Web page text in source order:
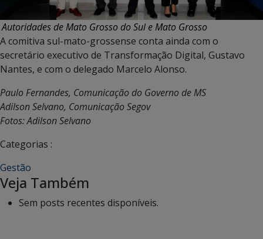
Autoridades de Mato Grosso do Sul e Mato Grosso
A comitiva sul-mato-grossense conta ainda com o
secretário executivo de Transformação Digital, Gustavo
Nantes, e com o delegado Marcelo Alonso.
Paulo Fernandes, Comunicação do Governo de MS
Adilson Selvano, Comunicação Segov
Fotos: Adilson Selvano
Categorias :
Gestão
Veja Também
Sem posts recentes disponíveis.